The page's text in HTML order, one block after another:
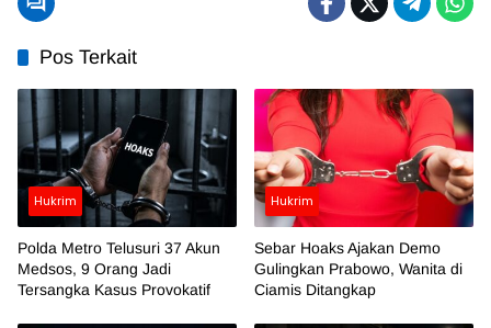
Pos Terkait
Hukrim
Polda Metro Telusuri 37 Akun
Medsos, 9 Orang Jadi
Tersangka Kasus Provokatif
Hukrim
Sebar Hoaks Ajakan Demo
Gulingkan Prabowo, Wanita di
Ciamis Ditangkap